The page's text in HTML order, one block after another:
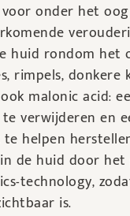
onder het
huid rondom het
rimpels, donkere
malonic acid:
verwijderen en
helpen
de huid door het
technology,
is.